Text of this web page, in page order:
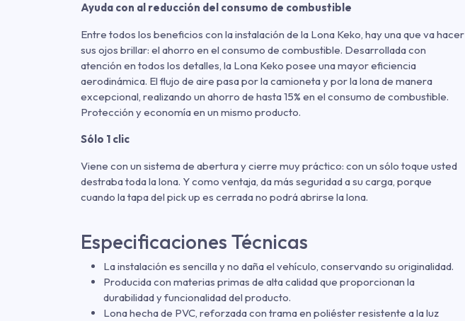
Ayuda con al reducción del consumo de combustible
Entre todos los beneficios con la instalación de la Lona Keko, hay una que va hacer
sus ojos brillar: el ahorro en el consumo de combustible. Desarrollada con
atención en todos los detalles, la Lona Keko posee una mayor eficiencia
aerodinámica. El flujo de aire pasa por la camioneta y por la lona de manera
excepcional, realizando un ahorro de hasta 15% en el consumo de combustible.
Protección y economía en un mismo producto.
Sólo 1 clic
Viene con un sistema de abertura y cierre muy práctico: con un sólo toque usted
destraba toda la lona. Y como ventaja, da más seguridad a su carga, porque
cuando la tapa del pick up es cerrada no podrá abrirse la lona.
Especificaciones Técnicas
La instalación es sencilla y no daña el vehículo, conservando su originalidad.
Producida con materias primas de alta calidad que proporcionan la
durabilidad y funcionalidad del producto.
Lona hecha de PVC, reforzada con trama en poliéster resistente a la luz